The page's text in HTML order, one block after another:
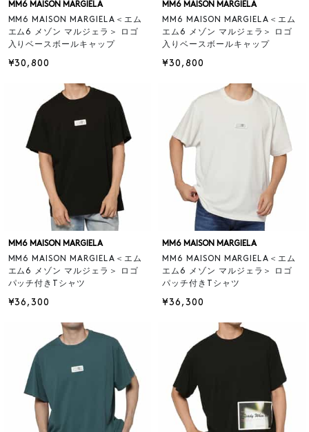
MM6 MAISON MARGIELA
MM6 MAISON MARGIELA＜エム
エム6 メゾン マルジェラ＞ ロゴ
入りベースボールキャップ
¥30,800
MM6 MAISON MARGIELA
MM6 MAISON MARGIELA＜エム
エム6 メゾン マルジェラ＞ ロゴ
入りベースボールキャップ
¥30,800
MM6 MAISON MARGIELA
MM6 MAISON MARGIELA＜エム
エム6 メゾン マルジェラ＞ ロゴ
パッチ付きTシャツ
¥36,300
MM6 MAISON MARGIELA
MM6 MAISON MARGIELA＜エム
エム6 メゾン マルジェラ＞ ロゴ
パッチ付きTシャツ
¥36,300